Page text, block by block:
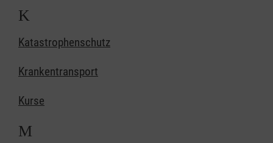
K
Katastrophenschutz
Krankentransport
Kurse
M